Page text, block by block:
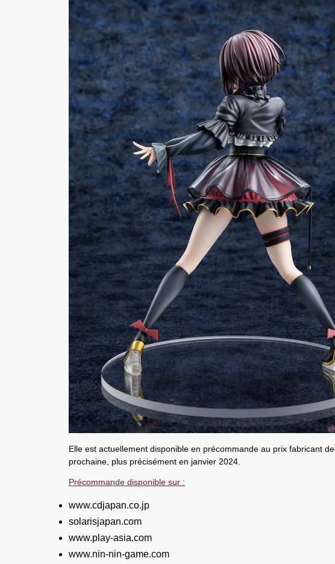
Elle est actuellement disponible en précommande au prix fabricant
prochaine, plus précisément en janvier 2024
Précommande disponible sur :
www.cdjapan.co.jp
solarisjapan.com
www.play-asia.com
www.nin-nin-game.com